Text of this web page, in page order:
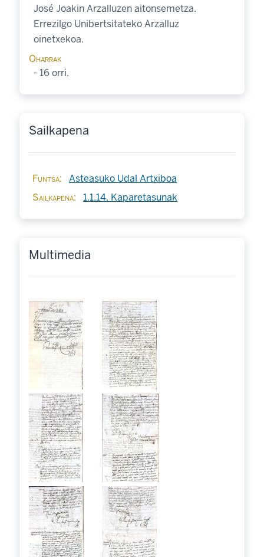
José Joakin Arzalluzen aitonsemetza.
Errezilgo Unibertsitateko Arzalluz
oinetxekoa.
Oharrak
- 16 orri.
Sailkapena
Funtsa
Asteasuko Udal Artxiboa
Sailkapena
1.1.14. Kaparetasunak
Multimedia